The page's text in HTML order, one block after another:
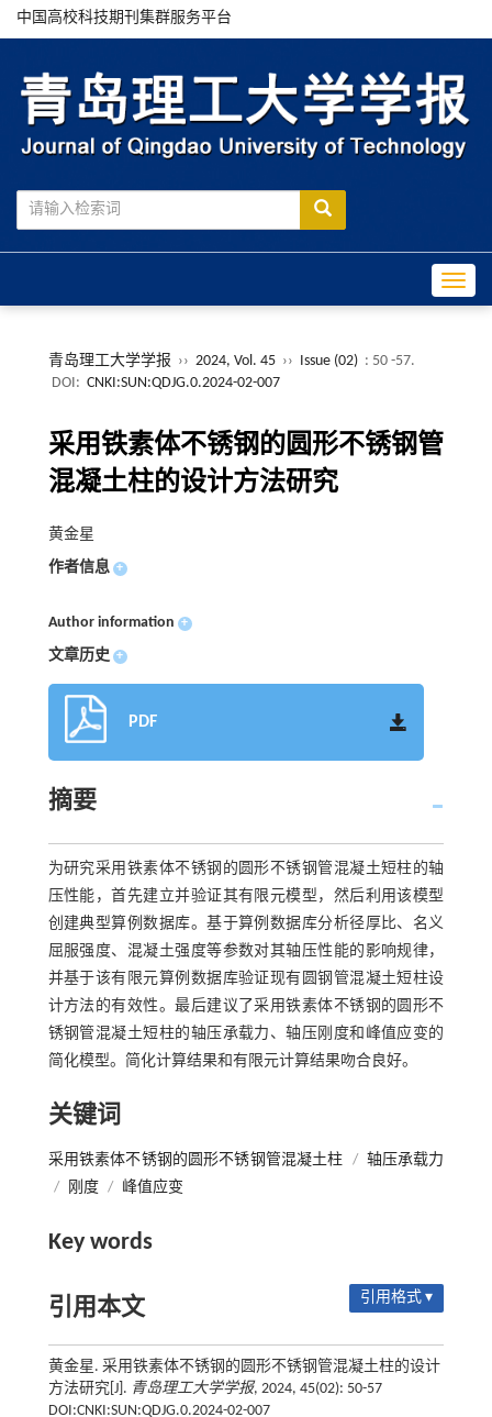
中国高校科技期刊集群服务平台
青岛理工大学学报 ›› 2024, Vol. 45 ›› Issue (02) : 50 -57.
DOI: CNKI:SUN:QDJG.0.2024-02-007
采用铁素体不锈钢的圆形不锈钢管
混凝土柱的设计方法研究
黄金星
作者信息 +
Author information +
文章历史 +
PDF
摘要
为研究采用铁素体不锈钢的圆形不锈钢管混凝土短柱的轴
压性能，首先建立并验证其有限元模型，然后利用该模型
创建典型算例数据库。基于算例数据库分析径厚比、名义
屈服强度、混凝土强度等参数对其轴压性能的影响规律，
并基于该有限元算例数据库验证现有圆钢管混凝土短柱设
计方法的有效性。最后建议了采用铁素体不锈钢的圆形不
锈钢管混凝土短柱的轴压承载力、轴压刚度和峰值应变的
简化模型。简化计算结果和有限元计算结果吻合良好。
关键词
采用铁素体不锈钢的圆形不锈钢管混凝土柱 / 轴压承载力
/
刚度 / 峰值应变
Key words
引用本文 引用格式 ▾
黄金星. 采用铁素体不锈钢的圆形不锈钢管混凝土柱的设计
方法研究[J]. 青岛理工大学学报, 2024, 45(02): 50-57
DOI:CNKI:SUN:QDJG.0.2024-02-007